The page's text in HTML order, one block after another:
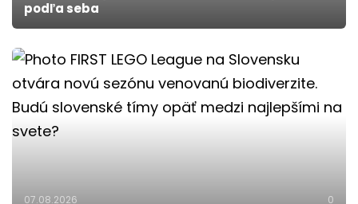
podľa seba
07.08.2026 0